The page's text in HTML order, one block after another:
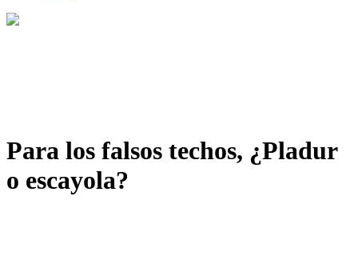
Para los falsos techos, ¿Pladur
o escayola?